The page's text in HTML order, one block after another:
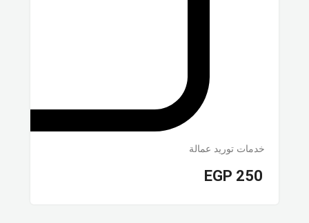
خدمات توريد عمالة
EGP 250